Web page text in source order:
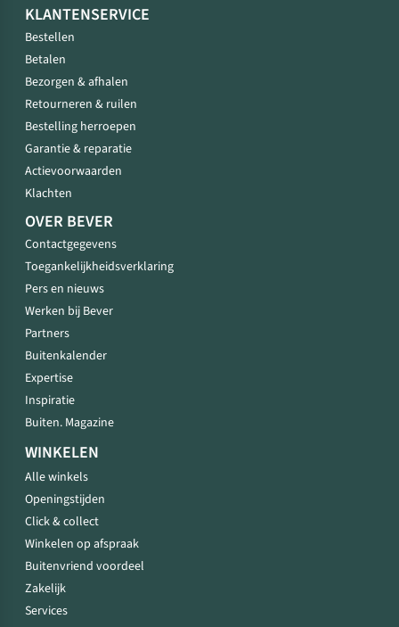
KLANTENSERVICE
Bestellen
Betalen
Bezorgen & afhalen
Retourneren & ruilen
Bestelling herroepen
Garantie & reparatie
Actievoorwaarden
Klachten
OVER BEVER
Contactgegevens
Toegankelijkheidsverklaring
Pers en nieuws
Werken bij Bever
Partners
Buitenkalender
Expertise
Inspiratie
Buiten. Magazine
WINKELEN
Alle winkels
Openingstijden
Click & collect
Winkelen op afspraak
Buitenvriend voordeel
Zakelijk
Services